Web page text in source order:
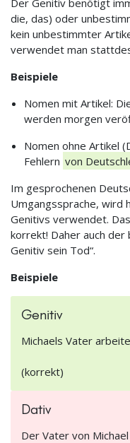
die, das) oder
kein unbestimmter
verwendet man
Beispiele
Nomen mit Artikel:
werden morgen
Nomen ohne Artikel
Fehlern von
Im gesprochenen
Umgangssprache, wird
Genitivs verwendet.
korrekt! Daher auch
Genitiv sein Tod“.
Beispiele
Genitiv
Michaels Vater
(korrekt)
Dativ
Der Vater von